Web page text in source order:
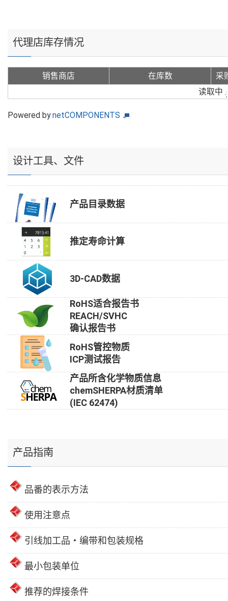
代理店库存情况
销售商店 在库数
采
读取中
Powered bynetCOMPONENTS
设计工具、文件
产品目录数据
推定寿命计算
3D-CAD数据
RoHS适合报告书
REACH/SVHC
确认报告书
RoHS管控物质
ICP测试报告
产品所含化学物质信息
chemSHERPA材质清单
(IEC 62474)
产品指南
品番的表示方法
使用注意点
引线加工品・编带和包装规格
最小包装单位
推荐的焊接条件